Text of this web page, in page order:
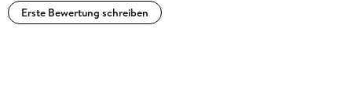
Erste Bewertung schreiben